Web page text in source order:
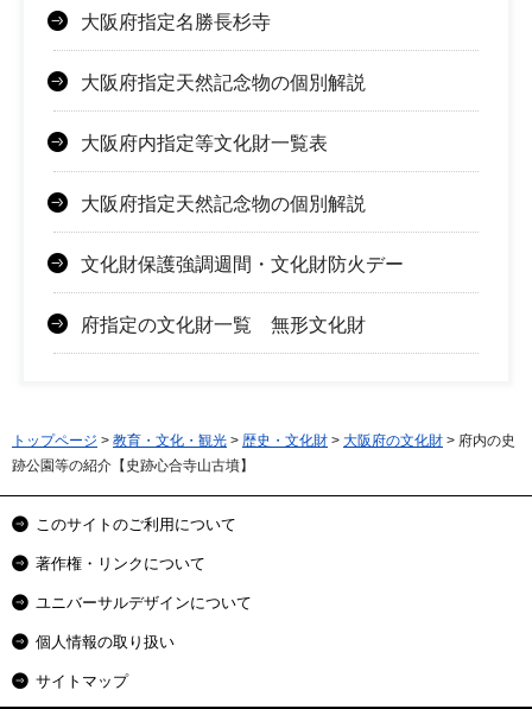
大阪府指定名勝長杉寺
大阪府指定天然記念物の個別解説
大阪府内指定等文化財一覧表
大阪府指定天然記念物の個別解説
文化財保護強調週間・文化財防火デー
府指定の文化財一覧 無形文化財
トップページ > 教育・文化・観光 > 歴史・文化財 > 大阪府の文化財 > 府内の史
跡公園等の紹介【史跡心合寺山古墳】
このサイトのご利用について
著作権・リンクについて
ユニバーサルデザインについて
個人情報の取り扱い
サイトマップ